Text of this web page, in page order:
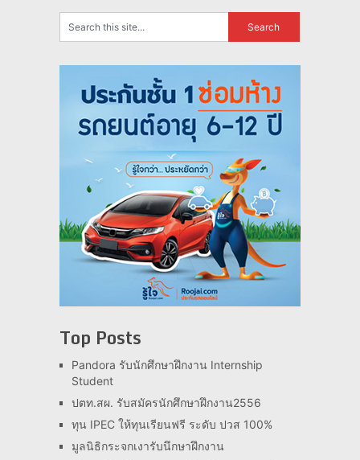
Top Posts
Pandora รับนักศึกษาฝึกงาน Internship
Student
ปตท.สผ. รับสมัครนักศึกษาฝึกงาน2556
ทุน IPEC ให้ทุนเรียนฟรี ระดับ ปวส 100%
มูลนิธิกระจกเงารับนึกษาฝึกงาน